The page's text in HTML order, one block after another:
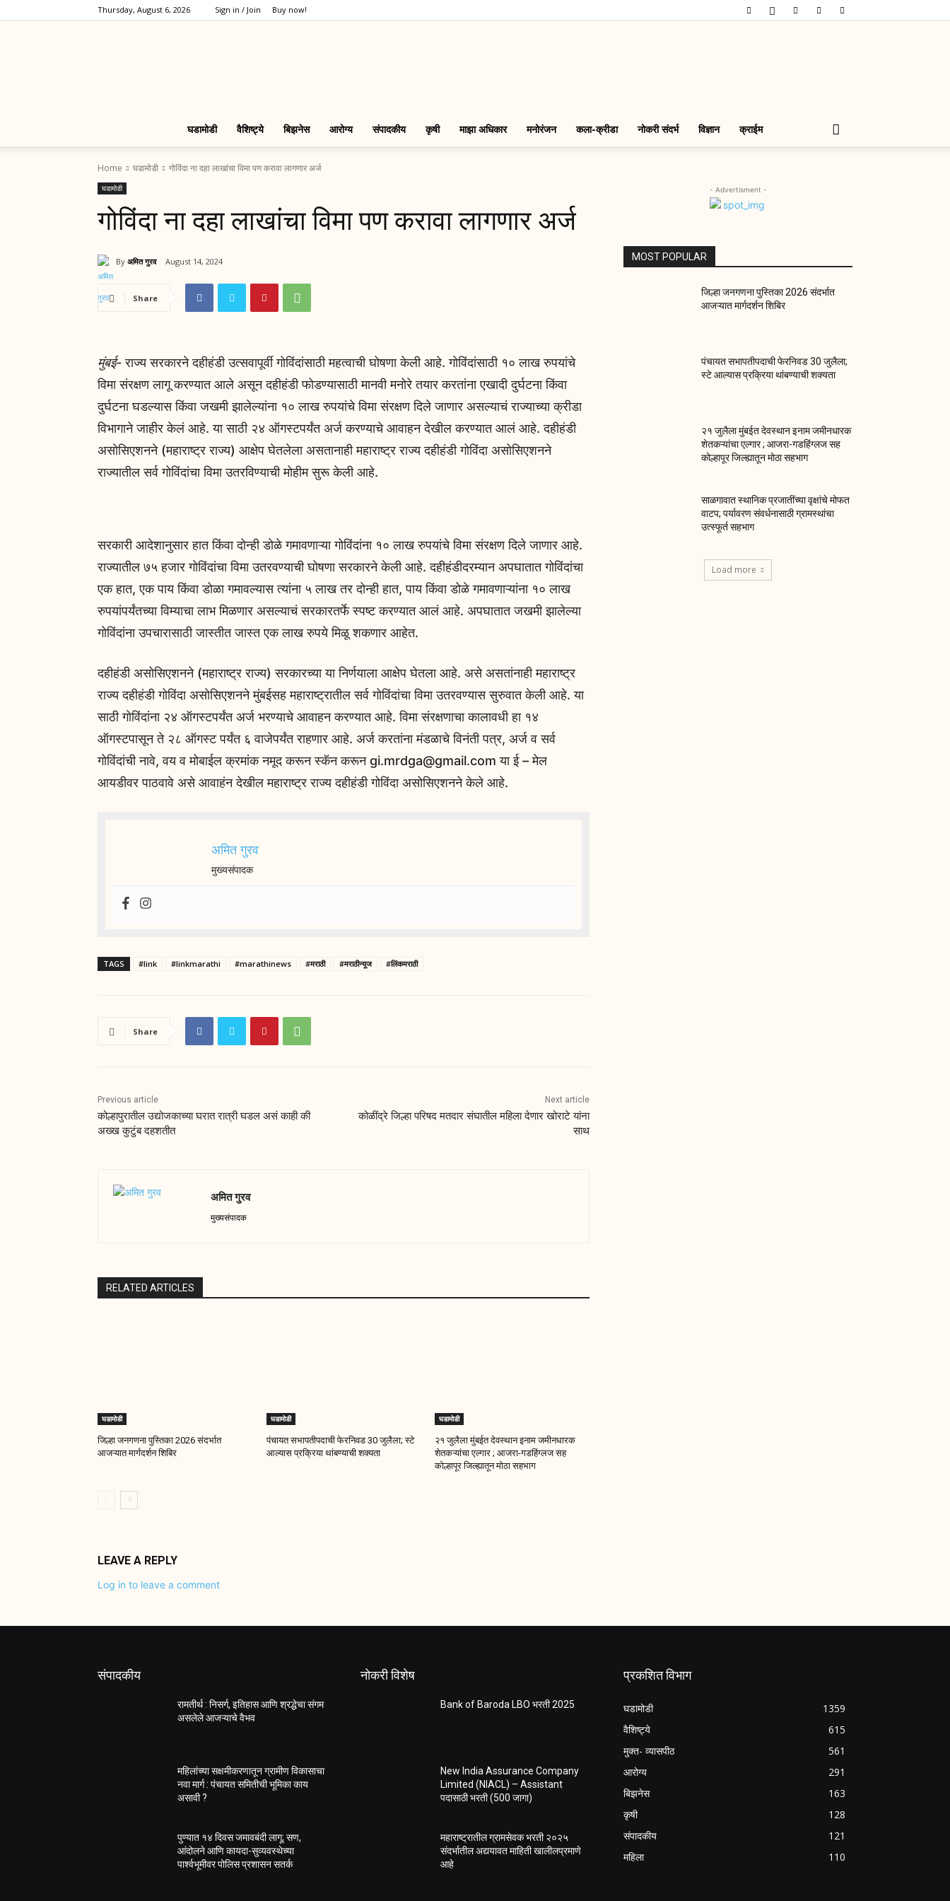
Thursday, August 6, 2026 Sign in / Join Buy now!
घडामोडी वैशिष्ट्ये बिझनेस आरोग्य संपादकीय कृषी माझा अधिकार मनोरंजन कला-क्रीडा नोकरी संदर्भ विज्ञान क्राईम
Home घडामोडी गोविंदा ना दहा लाखांचा विमा पण करावा लागणार अर्ज
घडामोडी
गोविंदा ना दहा लाखांचा विमा पण करावा लागणार अर्ज
By अमित गुरव August 14, 2024
Share
मुंबई-राज्य सरकारने दहीहंडी उत्सवापूर्वी गोविंदांसाठी महत्वाची घोषणा केली आहे. गोविंदांसाठी १० लाख रुपयांचे
विमा संरक्षण लागू करण्यात आले असून दहीहंडी फोडण्यासाठी मानवी मनोरे तयार करतांना एखादी दुर्घटना किंवा
दुर्घटना घडल्यास किंवा जखमी झालेल्यांना १० लाख रुपयांचे विमा संरक्षण दिले जाणार असल्याचं राज्याच्या क्रीडा
विभागाने जाहीर केलं आहे. या साठी २४ ऑगस्टपर्यंत अर्ज करण्याचे आवाहन देखील करण्यात आलं आहे. दहीहंडी
असोसिएशनने (महाराष्ट्र राज्य) आक्षेप घेतलेला असतानाही महाराष्ट्र राज्य दहीहंडी गोविंदा असोसिएशनने
राज्यातील सर्व गोविंदांचा विमा उतरविण्याची मोहीम सुरू केली आहे.
सरकारी आदेशानुसार हात किंवा दोन्ही डोळे गमावणाऱ्या गोविंदांना १० लाख रुपयांचे विमा संरक्षण दिले जाणार आहे.
राज्यातील ७५ हजार गोविंदांचा विमा उतरवण्याची घोषणा सरकारने केली आहे. दहीहंडीदरम्यान अपघातात गोविंदांचा
एक हात, एक पाय किंवा डोळा गमावल्यास त्यांना ५ लाख तर दोन्ही हात, पाय किंवा डोळे गमावणाऱ्यांना १० लाख
रुपयांपर्यंतच्या विम्याचा लाभ मिळणार असल्याचं सरकारतर्फे स्पष्ट करण्यात आलं आहे. अपघातात जखमी झालेल्या
गोविंदांना उपचारासाठी जास्तीत जास्त एक लाख रुपये मिळू शकणार आहेत.
दहीहंडी असोसिएशनने (महाराष्ट्र राज्य) सरकारच्या या निर्णयाला आक्षेप घेतला आहे. असे असतांनाही महाराष्ट्र
राज्य दहीहंडी गोविंदा असोसिएशनने मुंबईसह महाराष्ट्रातील सर्व गोविंदांचा विमा उतरवण्यास सुरुवात केली आहे. या
साठी गोविंदांना २४ ऑगस्टपर्यंत अर्ज भरण्याचे आवाहन करण्यात आहे. विमा संरक्षणाचा कालावधी हा १४
ऑगस्टपासून ते २८ ऑगस्ट पर्यंत ६ वाजेपर्यंत राहणार आहे. अर्ज करतांना मंडळाचे विनंती पत्र, अर्ज व सर्व
गोविंदांची नावे, वय व मोबाईल क्रमांक नमूद करून स्कॅन करून gi.mrdga@gmail.com या ई – मेल
आयडीवर पाठवावे असे आवाहंन देखील महाराष्ट्र राज्य दहीहंडी गोविंदा असोसिएशनने केले आहे.
अमित गुरव
मुख्यसंपादक
TAGS #link #linkmarathi #marathinews #मराठी #मराठीन्यूज #लिंकमराठी
Share
Previous article
कोल्हापुरातील उद्योजकाच्या घरात रात्री घडल असं काही की
अख्ख कुटुंब दहशतीत
Next article
कोळींद्रे जिल्हा परिषद मतदार संघातील महिला देणार खोराटे यांना
साथ
अमित गुरव
मुख्यसंपादक
RELATED ARTICLES
घडामोडी
जिल्हा जनगणना पुस्तिका 2026 संदर्भात
आजऱ्यात मार्गदर्शन शिबिर
घडामोडी
पंचायत सभापतीपदाची फेरनिवड 30 जुलैला; स्टे
आल्यास प्रक्रिया थांबण्याची शक्यता
घडामोडी
२१ जुलैला मुंबईत देवस्थान इनाम जमीनधारक
शेतकऱ्यांचा एल्गार ; आजरा-गडहिंग्लज सह
कोल्हापूर जिल्ह्यातून मोठा सहभाग
LEAVE A REPLY
Log in to leave a comment
- Advertisment -
MOST POPULAR
जिल्हा जनगणना पुस्तिका 2026 संदर्भात
आजऱ्यात मार्गदर्शन शिबिर
पंचायत सभापतीपदाची फेरनिवड 30 जुलैला;
स्टे आल्यास प्रक्रिया थांबण्याची शक्यता
२१ जुलैला मुंबईत देवस्थान इनाम जमीनधारक
शेतकऱ्यांचा एल्गार ; आजरा-गडहिंग्लज सह
कोल्हापूर जिल्ह्यातून मोठा सहभाग
साळगावात स्थानिक प्रजातींच्या वृक्षांचे मोफत
वाटप; पर्यावरण संवर्धनासाठी ग्रामस्थांचा
उत्स्फूर्त सहभाग
Load more
संपादकीय
रामतीर्थ : निसर्ग, इतिहास आणि श्रद्धेचा संगम
असलेले आजऱ्याचे वैभव
महिलांच्या सक्षमीकरणातून ग्रामीण विकासाचा
नवा मार्ग : पंचायत समितीची भूमिका काय
असावी ?
पुण्यात १४ दिवस जमावबंदी लागू; सण,
आंदोलने आणि कायदा-सुव्यवस्थेच्या
पार्श्वभूमीवर पोलिस प्रशासन सतर्क
नोकरी विशेष
Bank of Baroda LBO भरती 2025
New India Assurance Company
Limited (NIACL) – Assistant
पदासाठी भरती (500 जागा)
महाराष्ट्रातील ग्रामसेवक भरती २०२५
संदर्भातील अद्ययावत माहिती खालीलप्रमाणे
आहे
प्रकशित विभाग
घडामोडी
1359
वैशिष्ट्ये
615
मुक्त- व्यासपीठ
561
आरोग्य
291
बिझनेस
163
कृषी
128
संपादकीय
121
महिला
110